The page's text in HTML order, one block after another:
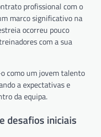
profissional com o
marco significativo na
ocorreu pouco
com a sua
como um jovem talento
a expectativas e
da equipa.
desafios iniciais